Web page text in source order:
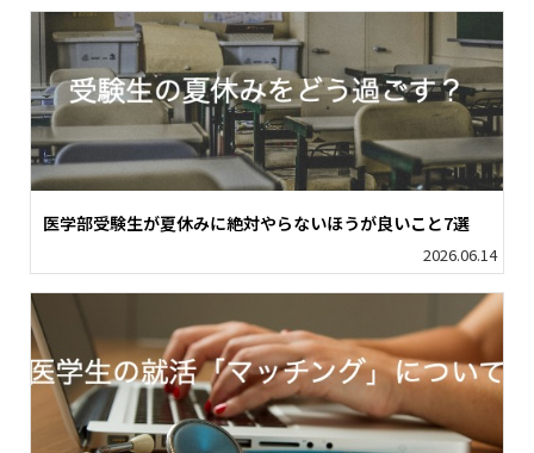
医学部受験生が夏休みに絶対やらないほうが良いこと7選
2026.06.14